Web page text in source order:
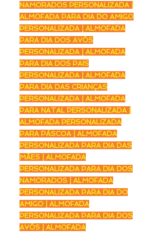
NAMORADOS PERSONALIZADA |
ALMOFADA PARA DIA DO AMIGO
PERSONALIZADA | ALMOFADA
PARA DIA DOS AVÓS
PERSONALIZADA | ALMOFADA
PARA DIA DOS PAIS
PERSONALIZADA | ALMOFADA
PARA DIA DAS CRIANÇAS
PERSONALIZADA | ALMOFADA
PARA NATAL PERSONALIZADA |
ALMOFADA PERSONALIZADA
PARA PÁSCOA | ALMOFADA
PERSONALIZADA PARA DIA DAS
MÃES | ALMOFADA
PERSONALIZADA PARA DIA DOS
NAMORADOS | ALMOFADA
PERSONALIZADA PARA DIA DO
AMIGO | ALMOFADA
PERSONALIZADA PARA DIA DOS
AVÓS | ALMOFADA